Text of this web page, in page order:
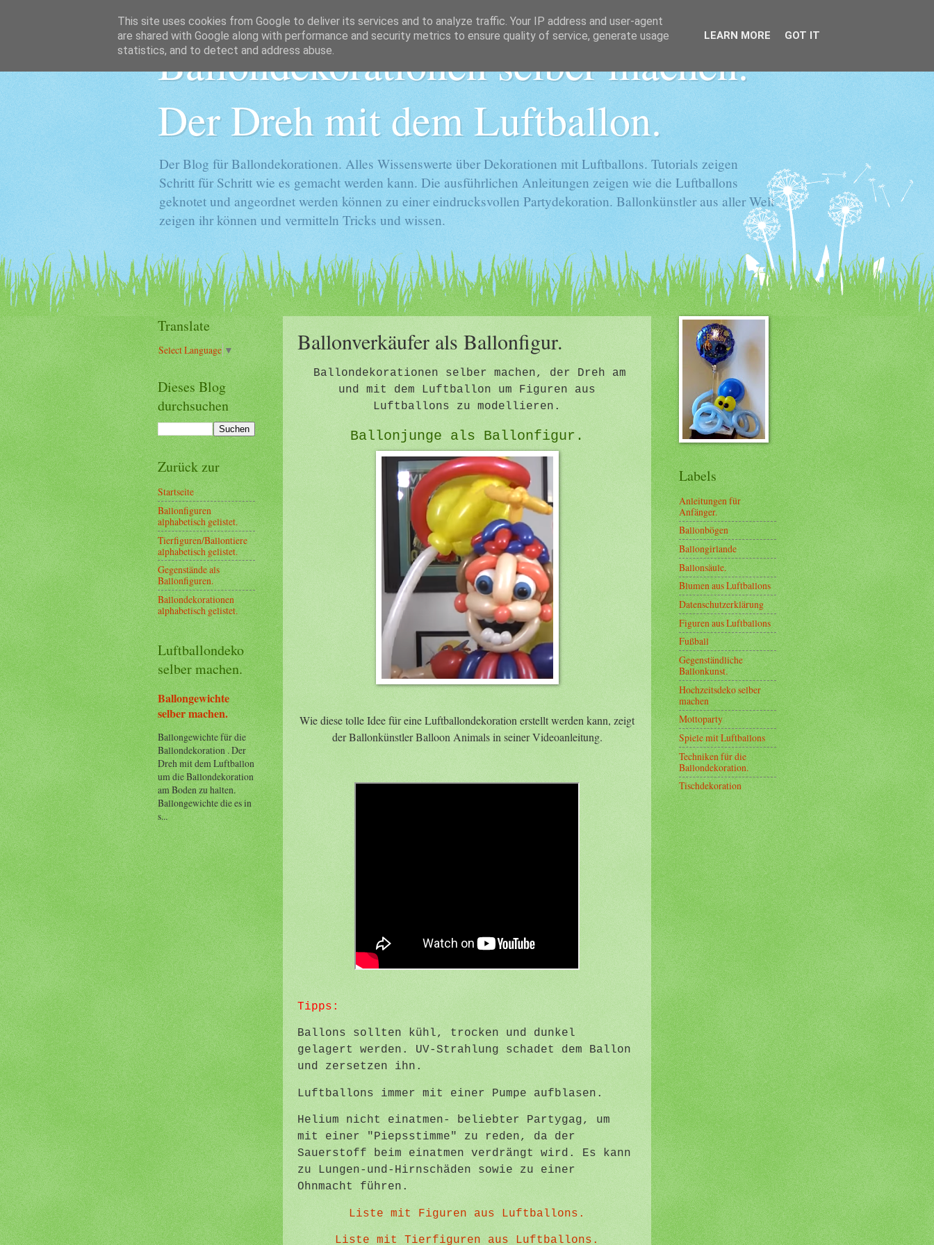
Ballondekorationen selber machen.
Der Dreh mit dem Luftballon.
Der Blog für Ballondekorationen. Alles Wissenswerte über Dekorationen mit Luftballons. Tutorials zeigen
Schritt für Schritt wie es gemacht werden kann. Die ausführlichen Anleitungen zeigen wie die Luftballons
geknotet und angeordnet werden können zu einer eindrucksvollen Partydekoration. Ballonkünstler aus aller Welt
zeigen ihr können und vermitteln Tricks und wissen.
Ballonverkäufer als Ballonfigur.
Ballondekorationen selber machen, der Dreh am
und mit dem Luftballon um Figuren aus
Luftballons zu modellieren.
Ballonjunge als Ballonfigur.
Wie diese tolle Idee für eine Luftballondekoration erstellt werden kann, zeigt
der Ballonkünstler Balloon Animals in seiner Videoanleitung.
Tipps:
Ballons sollten kühl, trocken und dunkel
gelagert werden. UV-Strahlung schadet dem Ballon
und zersetzen ihn.
Luftballons immer mit einer Pumpe aufblasen.
Helium nicht einatmen- beliebter Partygag, um
mit einer "Piepsstimme" zu reden, da der
Sauerstoff beim einatmen verdrängt wird. Es kann
zu Lungen-und-Hirnschäden sowie zu einer
Ohnmacht führen.
Liste mit Figuren aus Luftballons.
Liste mit Tierfiguren aus Luftballons.
Translate
Select Language▼
Dieses Blog
durchsuchen
Zurück zur
Startseite
Ballonfiguren
alphabetisch gelistet.
Tierfiguren/Ballontiere
alphabetisch gelistet.
Gegenstände als
Ballonfiguren.
Ballondekorationen
alphabetisch gelistet.
Luftballondeko
selber machen.
Ballongewichte
selber machen.
Ballongewichte für die
Ballondekoration . Der
Dreh mit dem Luftballon
um die Ballondekoration
am Boden zu halten.
Ballongewichte die es in
s...
Labels
Anleitungen für
Anfänger.
Ballonbögen
Ballongirlande
Ballonsäule.
Blumen aus Luftballons
Datenschutzerklärung
Figuren aus Luftballons
Fußball
Gegenständliche
Ballonkunst.
Hochzeitsdeko selber
machen
Mottoparty
Spiele mit Luftballons
Techniken für die
Ballondekoration.
Tischdekoration
This site uses cookies from Google to deliver its services and to analyze traffic. Your IP address and user-agent
are shared with Google along with performance and security metrics to ensure quality of service, generate usage
statistics, and to detect and address abuse.
LEARN MORE GOT IT